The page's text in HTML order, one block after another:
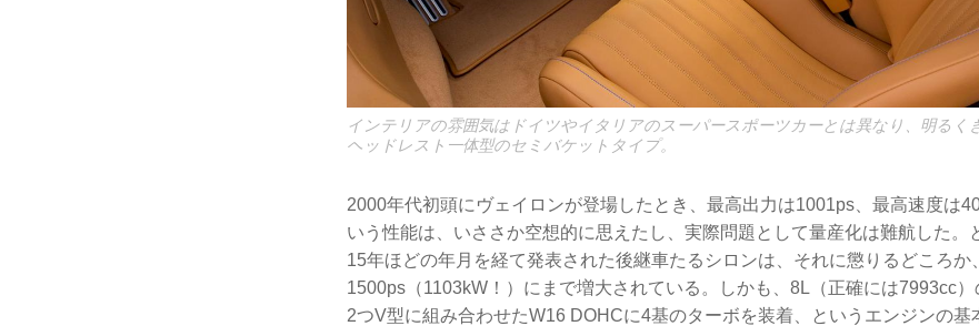
インテリアの雰囲気はドイツやイタリアのスーパースポーツカーとは異なり、明るく
ヘッドレスト一体型のセミバケットタイプ。
2000年代初頭にヴェイロンが登場したとき、最高出力は1001ps、最高速度は
いう性能は、いささか空想的に思えたし、実際問題として量産化は難航した。
15年ほどの年月を経て発表された後継車たるシロンは、それに懲りるどころか
1500ps（1103kW！）にまで増大されている。しかも、8L（正確には7993cc
2つV型に組み合わせたW16 DOHCに4基のターボを装着、というエンジンの基